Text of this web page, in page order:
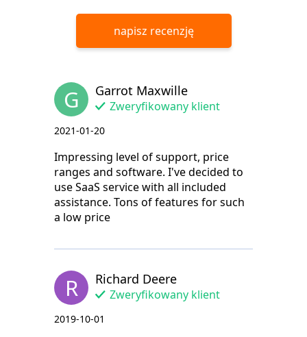
napisz recenzję
G Garrot Maxwille
Zweryfikowany klient
2021-01-20
Impressing level of support, price
ranges and software. I've decided to
use SaaS service with all included
assistance. Tons of features for such
a low price
R Richard Deere
Zweryfikowany klient
2019-10-01